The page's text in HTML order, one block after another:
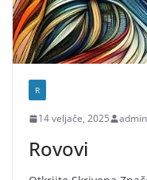
R
14 veljače, 2025 admin
Rovovi